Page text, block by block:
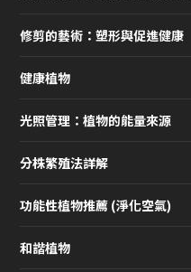
修剪的藝術：塑形與促進健康
健康植物
光照管理：植物的能量來源
分株繁殖法詳解
功能性植物推薦 (淨化空氣)
和諧植物